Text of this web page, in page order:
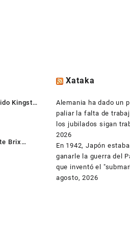
Kingston
Brix
2807 +
500gb
Xataka
Alemania ha dado un
paliar la falta de
los jubilados sigan
2026
En 1942, Japón
ganarle la guerra del
que inventó el
agosto, 2026